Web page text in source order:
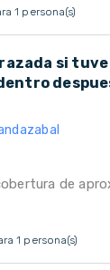
1 persona(s)
si
de
1 persona(s)